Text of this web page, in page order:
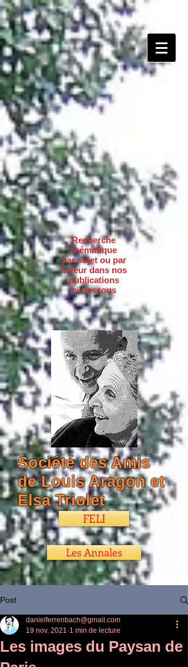
Recherche
thématique
par sujet ou par
auteur dans nos
publications
ci-dessous
Société des Amis
de Louis Aragon et
Elsa Triolet
FELI
Les Annales
Post
Les images du Paysan de
danielferrenbach@gmail.com
19 nov. 2021 1 min de lecture